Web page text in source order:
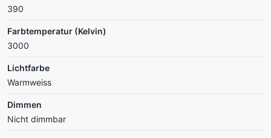
390
Farbtemperatur (Kelvin)
3000
Lichtfarbe
Warmweiss
Dimmen
Nicht dimmbar